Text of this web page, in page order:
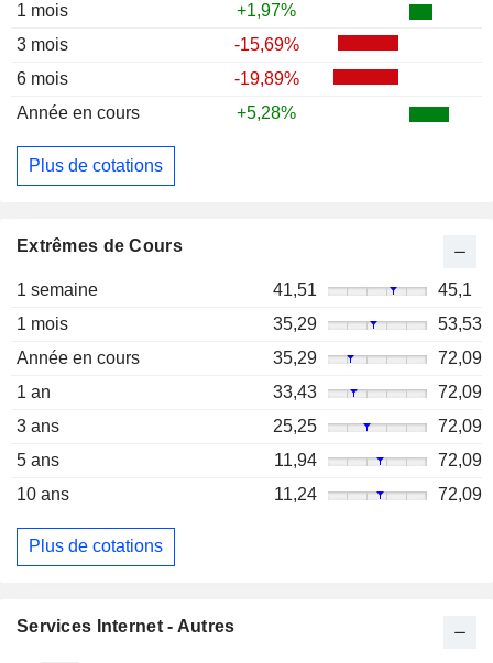
1 mois
+1,97%
3 mois
-15,69%
6 mois
-19,89%
Année en cours
+5,28%
Plus de cotations
Extrêmes de Cours
1 semaine 41,51
45,1
1 mois
35,29
53,53
Année en cours
35,29
72,09
1 an
33,43
72,09
3 ans
25,25
72,09
5 ans
11,94
72,09
10 ans
11,24 72,09
Plus de cotations
Services Internet - Autres